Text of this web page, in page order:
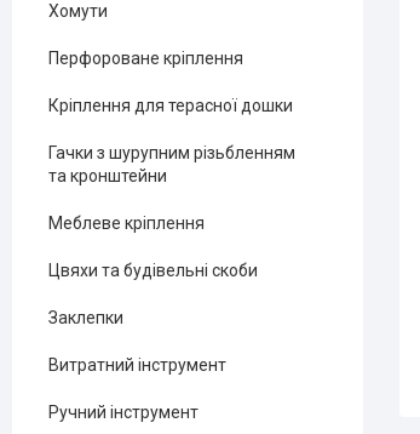
Хомути
Перфороване кріплення
Кріплення для терасної дошки
Гачки з шурупним різьбленням
та кронштейни
Меблеве кріплення
Цвяхи та будівельні скоби
Заклепки
Витратний інструмент
Ручний інструмент